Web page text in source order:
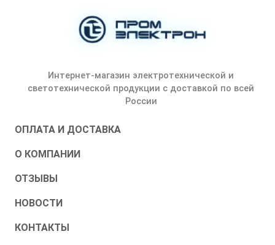
Интернет-магазин электротехнической и
светотехнической продукции с доставкой по всей
России
ОПЛАТА И ДОСТАВКА
О КОМПАНИИ
ОТЗЫВЫ
НОВОСТИ
КОНТАКТЫ